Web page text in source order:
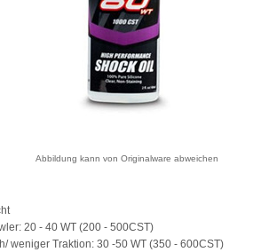
Abbildung kann von Originalware abweichen
20 - 40 WT (200 - 500CST)
weniger Traktion: 30 -50 WT (350 - 600CST)